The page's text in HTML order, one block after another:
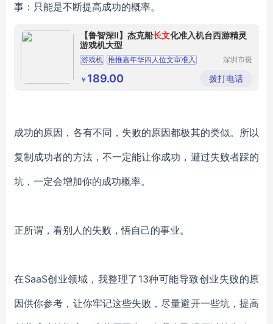
事：只能是不断提高成功的概率。
【鲁智深II】杰克船长文化准入机台西游精灵
游戏机大型
游戏机 推推嘉年华四人位文审准入
金翅大鹏文审准入
水浒世界7人礼品售卖机
金银狮宝加强版
深圳市斑
技有限公
司
￥ 189.00 拨打电话
成功的原因，各有不同，失败的原因都极其的类似。所以
复制成功者的方法，不一定能让你成功，避过失败者踩的
坑，一定会增加你的成功概率。
正所谓，看别人的失败，悟自己的事业。
在SaaS创业领域，我整理了13种可能导致创业失败的原
因供你参考，让你牢记这些失败，尽量避开一些坑，提高